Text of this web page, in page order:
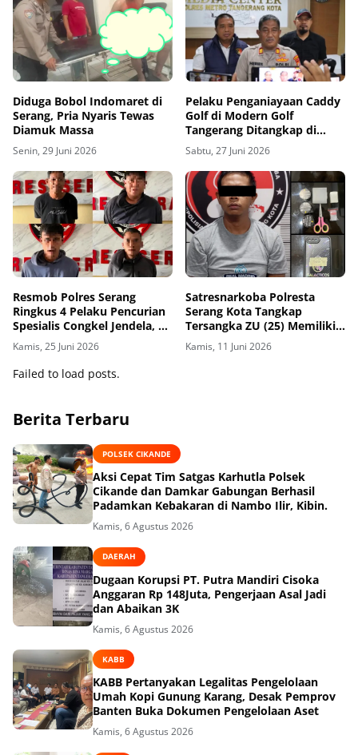
Diduga Bobol Indomaret di
Serang, Pria Nyaris Tewas
Diamuk Massa
Senin, 29 Juni 2026
Pelaku Penganiayaan Caddy
Golf di Modern Golf
Tangerang Ditangkap di
Lampung
Sabtu, 27 Juni 2026
Resmob Polres Serang
Ringkus 4 Pelaku Pencurian
Spesialis Congkel Jendela, 2
Orang Residivis
Kamis, 25 Juni 2026
Satresnarkoba Polresta
Serang Kota Tangkap
Tersangka ZU (25) Memiliki
1,86 Gram Sabu di Lopang
Kota Serang
Kamis, 11 Juni 2026
Failed to load posts.
Berita Terbaru
POLSEK CIKANDE
Aksi Cepat Tim Satgas Karhutla Polsek
Cikande dan Damkar Gabungan Berhasil
Padamkan Kebakaran di Nambo Ilir, Kibin.
Kamis, 6 Agustus 2026
DAERAH
Dugaan Korupsi PT. Putra Mandiri Cisoka
Anggaran Rp 148Juta, Pengerjaan Asal Jadi
dan Abaikan 3K
Kamis, 6 Agustus 2026
KABB
KABB Pertanyakan Legalitas Pengelolaan
Umah Kopi Gunung Karang, Desak Pemprov
Banten Buka Dokumen Pengelolaan Aset
Kamis, 6 Agustus 2026